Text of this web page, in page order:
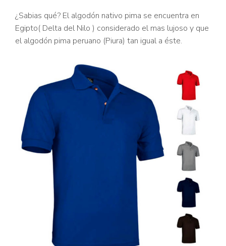
¿Sabias qué? El algodón nativo pima se encuentra en
Egipto( Delta del Nilo ) considerado el mas lujoso y que
el algodón pima peruano (Piura) tan igual a éste.